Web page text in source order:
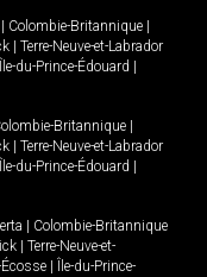
Colombie-Britannique
Terre-Neuve-et-Labrador
Île-du-Prince-Édouard
Britannique
Terre-Neuve-et-Labrador
Île-du-Prince-Édouard
Colombie-Britannique
Terre-Neuve-et-
Île-du-Prince-